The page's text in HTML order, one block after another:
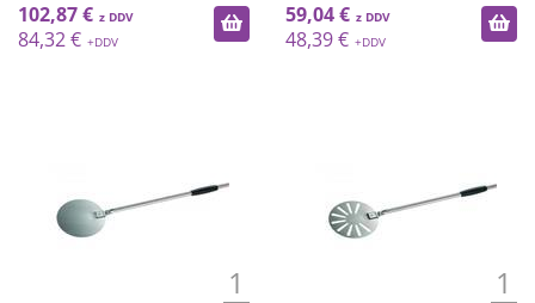
102,87 €
84,32 €
59,04 €
48,39 €
1 1